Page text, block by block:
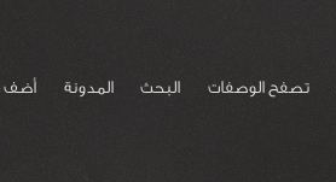
تصفح الوصفات البحث المدونة أضف